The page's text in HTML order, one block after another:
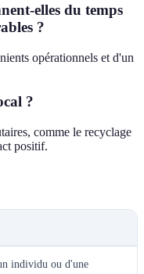
elles du temps
?
opérationnels et d'un
?
comme le recyclage
positif.
individu ou d'une